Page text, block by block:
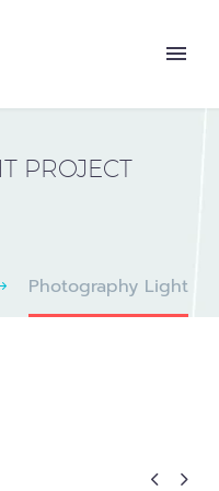
PROJECT
Photography Light
 